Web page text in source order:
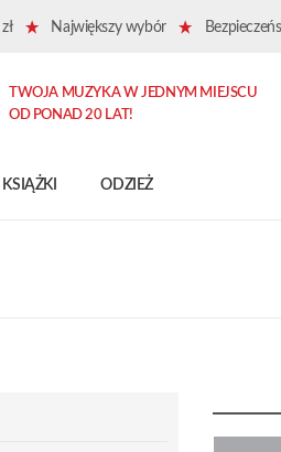
Największy wybór
KSIĄŻKI ODZIEŻ
TWOJA MUZYKA W JEDNYM MIEJSCU
OD PONAD 20 LAT!